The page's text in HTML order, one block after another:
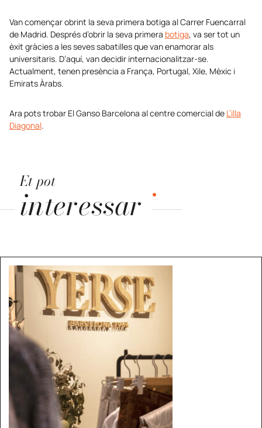
Van començar obrint la seva primera botiga al Carrer Fuencarral
de Madrid. Després d’obrir la seva primera botiga, va ser tot un
èxit gràcies a les seves sabatilles que van enamorar als
universitaris. D’aquí, van decidir internacionalitzar-se.
Actualment, tenen presència a França, Portugal, Xile, Mèxic i
Emirats Àrabs.
Ara pots trobar El Ganso Barcelona al centre comercial de L’illa
Diagonal.
Et pot
interessar